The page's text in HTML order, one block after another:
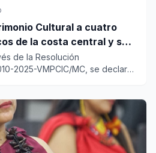
Cultural a cuatro
de la costa central y sur
de la Resolución
2025-VMPCIC/MC, se declaró